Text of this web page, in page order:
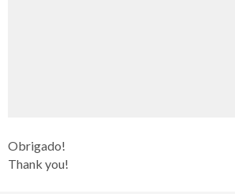
Obrigado!
Thank you!